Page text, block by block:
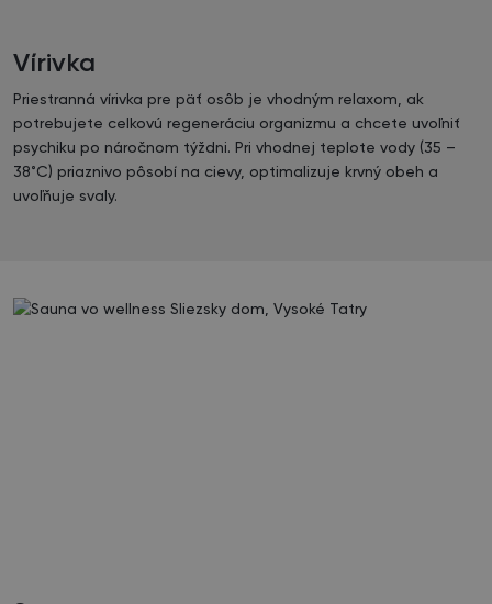
Vírivka
Priestranná vírivka pre päť osôb je vhodným relaxom, ak
potrebujete celkovú regeneráciu organizmu a chcete uvoľniť
psychiku po náročnom týždni. Pri vhodnej teplote vody (35 –
38˚C) priaznivo pôsobí na cievy, optimalizuje krvný obeh a
uvoľňuje svaly.